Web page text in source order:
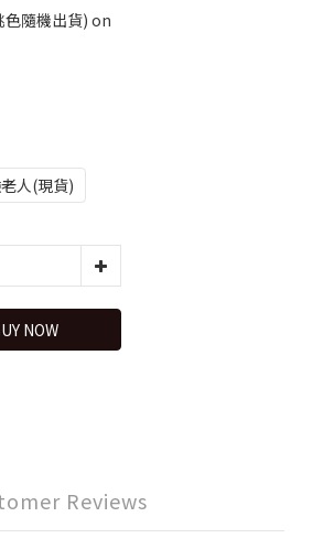
色隨機出貨) on
人(現貨)
NOW
Reviews